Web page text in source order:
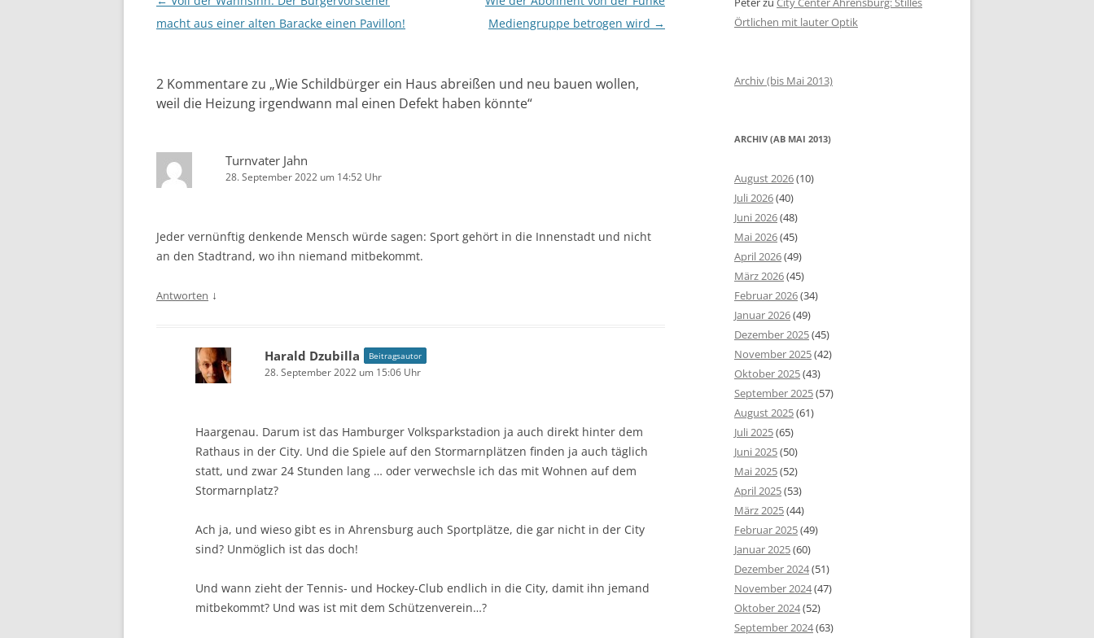
macht aus einer alten Baracke einen Pavillon!
Mediengruppe betrogen wird →
2 Kommentare zu „Wie Schildbürger ein Haus abreißen und neu bauen wollen,
weil die Heizung irgendwann mal einen Defekt haben könnte“
Turnvater Jahn
28. September 2022 um 14:52 Uhr
Jeder vernünftig denkende Mensch würde sagen: Sport gehört in die Innenstadt und nicht
an den Stadtrand, wo ihn niemand mitbekommt.
Antworten ↓
Harald Dzubilla Beitragsautor
28. September 2022 um 15:06 Uhr
Haargenau. Darum ist das Hamburger Volksparkstadion ja auch direkt hinter dem
Rathaus in der City. Und die Spiele auf den Stormarnplätzen finden ja auch täglich
statt, und zwar 24 Stunden lang … oder verwechsle ich das mit Wohnen auf dem
Stormarnplatz?
Ach ja, und wieso gibt es in Ahrensburg auch Sportplätze, die gar nicht in der City
sind? Unmöglich ist das doch!
Und wann zieht der Tennis- und Hockey-Club endlich in die City, damit ihn jemand
mitbekommt? Und was ist mit dem Schützenverein…?
Örtlichen mit lauter Optik
Archiv (bis Mai 2013)
ARCHIV (AB MAI 2013)
August 2026(10)
Juli 2026(40)
Juni 2026(48)
Mai 2026(45)
April 2026(49)
März 2026(45)
Februar 2026(34)
Januar 2026(49)
Dezember 2025(45)
November 2025(42)
Oktober 2025(43)
September 2025(57)
August 2025(61)
Juli 2025(65)
Juni 2025(50)
Mai 2025(52)
April 2025(53)
März 2025(44)
Februar 2025(49)
Januar 2025(60)
Dezember 2024(51)
November 2024(47)
Oktober 2024(52)
September 2024(63)